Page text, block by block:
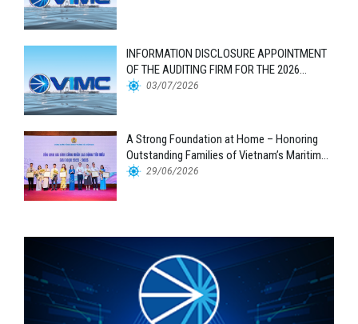
INFORMATION DISCLOSURE APPOINTMENT
OF THE AUDITING FIRM FOR THE 2026
FINANCIAL STATEMENTS
03/07/2026
A Strong Foundation at Home – Honoring
Outstanding Families of Vietnam’s Maritime
Workforce
29/06/2026